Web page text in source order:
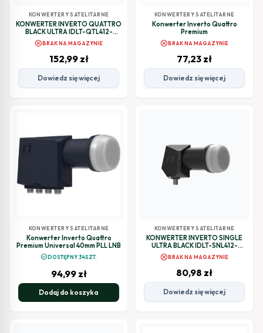
KONWERTERY SATELITARNE
KONWERTER INVERTO QUATTRO
BLACK ULTRA IDLT-QTL412-
cancelBRAK NA MAGAZYNIE
152,99 zł
Dowiedz się więcej
KONWERTERY SATELITARNE
Konwerter Inverto Quattro
Premium
cancelBRAK NA MAGAZYNIE
77,23 zł
Dowiedz się więcej
KONWERTERY SATELITARNE
Konwerter Inverto Quattro
Premium Universal 40mm PLL LNB
check_circleDOSTĘPNY 34SZT.
94,99 zł
Dodaj do koszyka
KONWERTERY SATELITARNE
KONWERTER INVERTO SINGLE
ULTRA BLACK IDLT-SNL412-
cancelBRAK NA MAGAZYNIE
80,98 zł
Dowiedz się więcej